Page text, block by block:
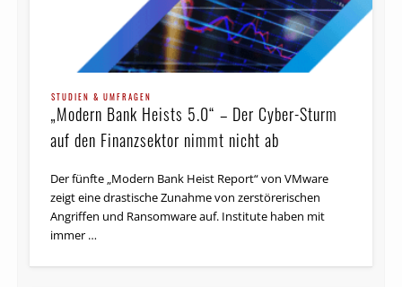
STUDIEN & UMFRAGEN
„Modern Bank Heists 5.0“ – Der Cyber-Sturm
auf den Finanzsektor nimmt nicht ab
Der fünfte „Modern Bank Heist Report“ von VMware
zeigt eine drastische Zunahme von zerstörerischen
Angriffen und Ransomware auf. Institute haben mit
immer …